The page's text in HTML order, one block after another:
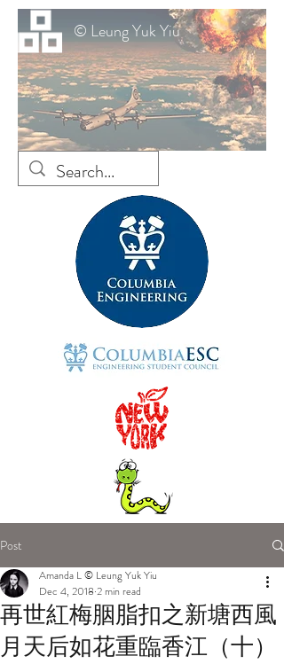
© Leung Yuk Yiu
Post
再世紅梅胭脂扣之新塘西風
月天后如花重臨香江（十）
Amanda L © Leung Yuk Yiu
Dec 4, 2018 2 min read